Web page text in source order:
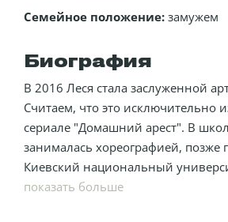
Семейное положение: замужем
Биография
В 2016 Леся стала заслуженной
Считаем, что это исключительно
сериале "Домашний арест". В
занималась хореографией, позже
Киевский национальный
театрального искусства им.
показать больше